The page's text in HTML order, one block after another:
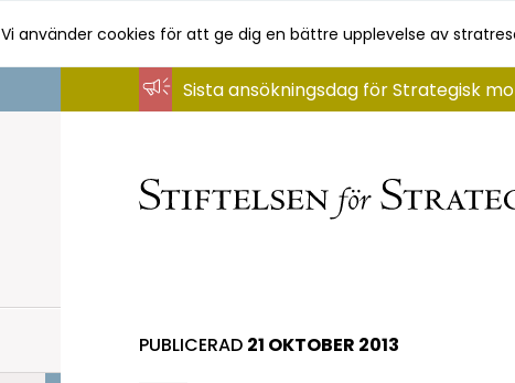
Vi använder cookies för att ge dig en bättre upplevelse av
Sista ansökningsdag för Strategisk
PUBLICERAD 21 OKTOBER 2013